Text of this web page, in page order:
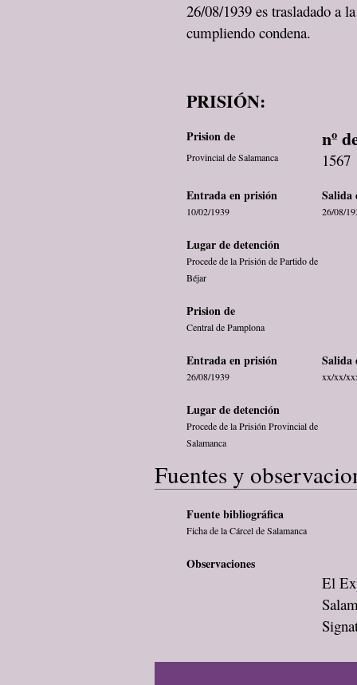
26/08/1939 es trasladado a
cumpliendo condena.
PRISIÓN:
Prision de nº
Provincial de Salamanca 1567
Entrada en prisión Salida
10/02/1939 26/08/
Lugar de detención
Procede de la Prisión de Partido de
Béjar
Prision de
Central de Pamplona
Entrada en prisión Salida
26/08/1939 xx/xx/
Lugar de detención
Procede de la Prisión Provincial de
Salamanca
Fuentes y
Fuente bibliográfica
Ficha de la Cárcel de Salamanca
Observaciones
El